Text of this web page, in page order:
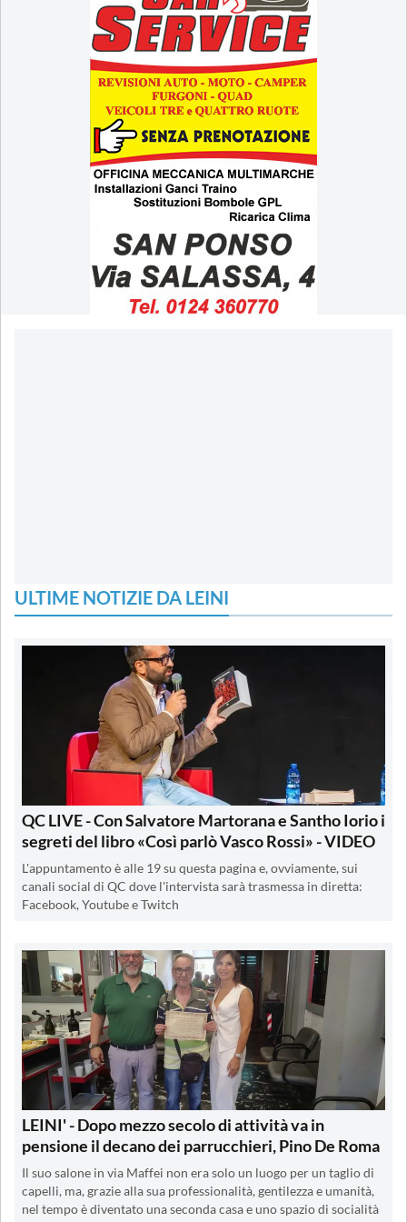
ULTIME NOTIZIE DA LEINI
QC LIVE - Con Salvatore Martorana e Santho Iorio i
segreti del libro «Così parlò Vasco Rossi» - VIDEO
L'appuntamento è alle 19 su questa pagina e, ovviamente, sui
canali social di QC dove l'intervista sarà trasmessa in diretta:
Facebook, Youtube e Twitch
LEINI' - Dopo mezzo secolo di attività va in
pensione il decano dei parrucchieri, Pino De Roma
Il suo salone in via Maffei non era solo un luogo per un taglio di
capelli, ma, grazie alla sua professionalità, gentilezza e umanità,
nel tempo è diventato una seconda casa e uno spazio di socialità